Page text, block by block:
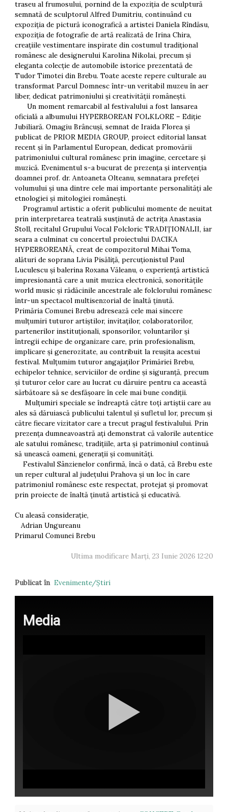
traseu al frumosului, pornind de la expoziția de sculptură
semnată de sculptorul Alfred Dumitriu, continuând cu
expoziția de pictură iconografică a artistei Daniela Rîndăsu,
expoziția de fotografie de artă realizată de Irina Chira,
creațiile vestimentare inspirate din costumul tradițional
românesc ale designerului Karolina Nikolai, precum și
eleganta colecție de automobile istorice prezentată de
Tudor Timotei din Brebu. Toate aceste repere culturale au
transformat Parcul Domnesc într-un veritabil muzeu în aer
liber, dedicat patrimoniului și creativității românești.
Un moment remarcabil al festivalului a fost lansarea
oficială a albumului HYPERBOREAN FOLKLORE – Ediție
Jubiliară. Omagiu Brâncuși, semnat de Iraida Florea și
publicat de PRIOR MEDIA GROUP, proiect editorial lansat
recent și în Parlamentul European, dedicat promovării
patrimoniului cultural românesc prin imagine, cercetare și
muzică. Evenimentul s-a bucurat de prezența și intervenția
doamnei prof. dr. Antoaneta Olteanu, semnatara prefeței
volumului și una dintre cele mai importante personalități ale
etnologiei și mitologiei românești.
Programul artistic a oferit publicului momente de neuitat
prin interpretarea teatrală susținută de actrița Anastasia
Stoll, recitalul Grupului Vocal Folcloric TRADIȚIONALII, iar
seara a culminat cu concertul proiectului DACIKA
HYPERBOREANĂ, creat de compozitorul Mihai Toma,
alături de soprana Livia Pisăliță, percuționistul Paul
Luculescu și balerina Roxana Văleanu, o experiență artistică
impresionantă care a unit muzica electronică, sonoritățile
world music și rădăcinile ancestrale ale folclorului românesc
într-un spectacol multisenzorial de înaltă ținută.
Primăria Comunei Brebu adresează cele mai sincere
mulțumiri tuturor artiștilor, invitaților, colaboratorilor,
partenerilor instituționali, sponsorilor, voluntarilor și
întregii echipe de organizare care, prin profesionalism,
implicare și generozitate, au contribuit la reușita acestui
festival. Mulțumim tuturor angajaților Primăriei Brebu,
echipelor tehnice, serviciilor de ordine și siguranță, precum
și tuturor celor care au lucrat cu dăruire pentru ca această
sărbătoare să se desfășoare în cele mai bune condiții.
Mulțumiri speciale se îndreaptă către toți artiștii care au
ales să dăruiască publicului talentul și sufletul lor, precum și
către fiecare vizitator care a trecut pragul festivalului. Prin
prezența dumneavoastră ați demonstrat că valorile autentice
ale satului românesc, tradițiile, arta și patrimoniul continuă
să unească oameni, generații și comunități.
Festivalul Sânzienelor confirmă, încă o dată, că Brebu este
un reper cultural al județului Prahova și un loc în care
patrimoniul românesc este respectat, protejat și promovat
prin proiecte de înaltă ținută artistică și educativă.
Cu aleasă considerație,
Adrian Ungureanu
Primarul Comunei Brebu
Ultima modificare Marți, 23 Iunie 2026 12:20
Publicat în Evenimente/Ştiri
Media